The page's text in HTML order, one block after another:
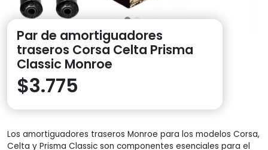
Par de amortiguadores
traseros Corsa Celta Prisma
Classic Monroe
$3.775
Los amortiguadores traseros Monroe para los modelos Corsa,
Celta y Prisma Classic son componentes esenciales para el